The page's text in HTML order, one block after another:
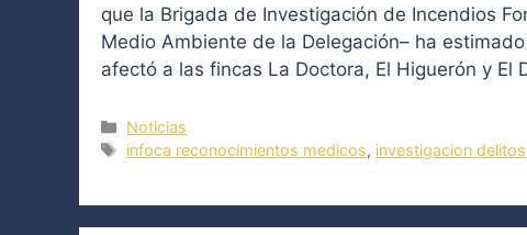
que la Brigada de Investigación de Incendios
Medio Ambiente de la Delegación– ha
afectó a las fincas La Doctora, El Higuerón y El
Categorías
Noticias
Etiquetas
infoca reconocimientos medicos, investigacion delitos